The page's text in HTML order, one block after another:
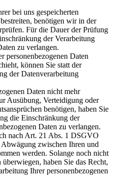
bei uns gespeicherten
benötigen wir in der
Für die Dauer der Prüfung
der Verarbeitung
zu verlangen.
personenbezogenen Daten
können Sie statt der
der Datenverarbeitung
Daten nicht mehr
Ausübung, Verteidigung oder
benötigen, haben Sie
die Einschränkung der
Daten zu verlangen.
nach Art. 21 Abs. 1 DSGVO
Abwägung zwischen Ihren und
werden. Solange noch nicht
überwiegen, haben Sie das Recht,
Ihrer personenbezogenen